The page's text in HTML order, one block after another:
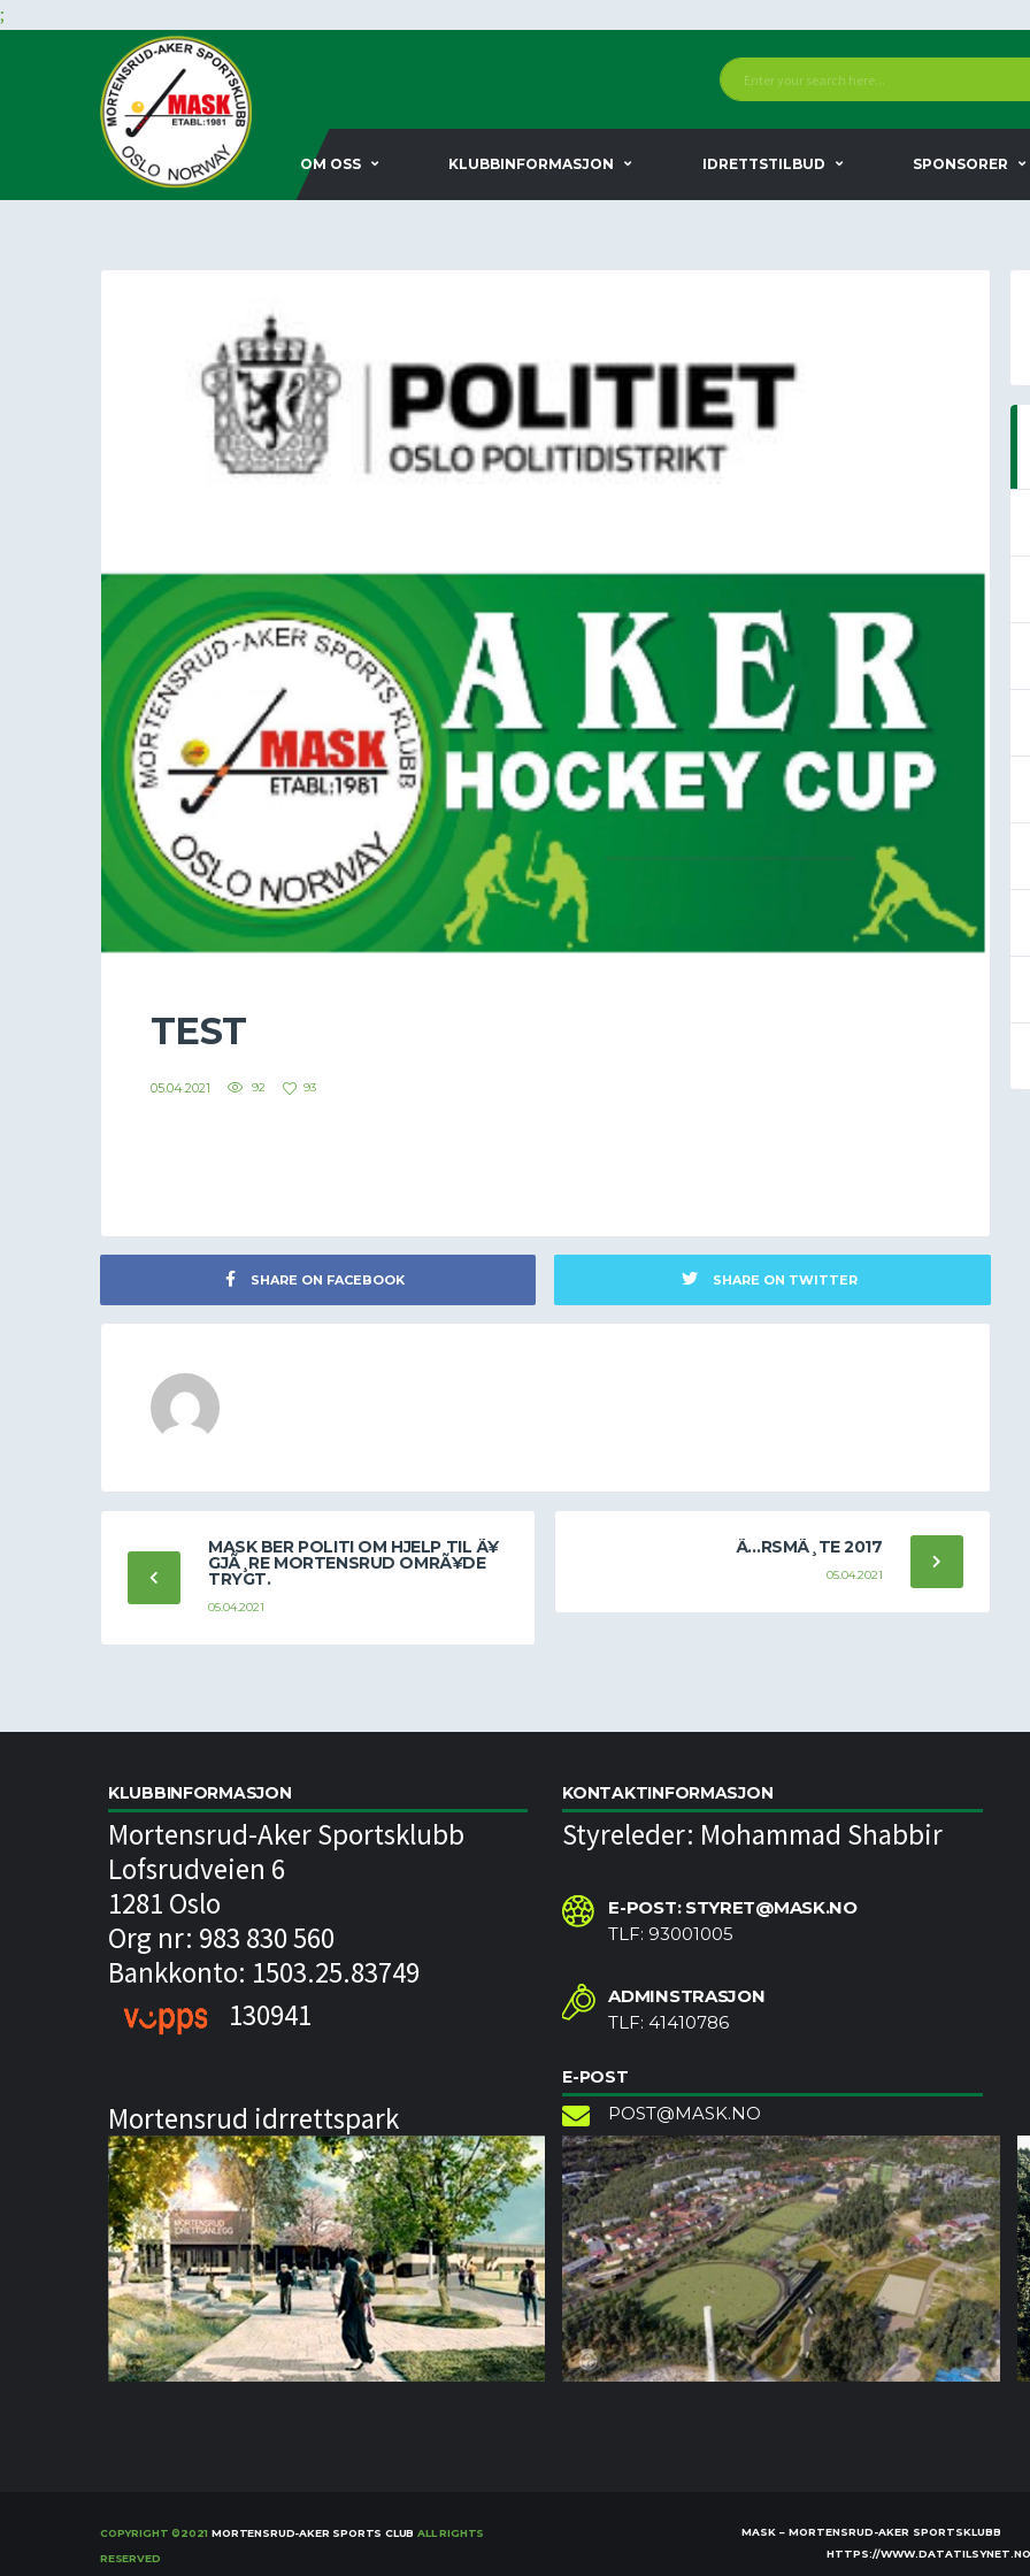
;
OM OSS KLUBBINFORMASJON IDRETTSTILBUD SPONSORER
TEST
05.04.2021 92 93
SHARE ON FACEBOOK SHARE ON TWITTER
MASK BER POLITI OM HJELP TIL Ã¥
GJÃ¸RE MORTENSRUD OMRÃ¥DE
TRYGT.
05.04.2021
Ã…RSMÃ¸TE 2017
05.04.2021
KLUBBINFORMASJON
Mortensrud-Aker Sportsklubb
Lofsrudveien 6
1281 Oslo
Org nr: 983 830 560
Bankkonto: 1503.25.83749
130941
Mortensrud idrrettspark
KONTAKTINFORMASJON
Styreleder: Mohammad Shabbir
E-POST: STYRET@MASK.NO
TLF: 93001005
ADMINSTRASJON
TLF: 41410786
E-POST
POST@MASK.NO
COPYRIGHT ©2021MORTENSRUD-AKER SPORTS CLUB ALL RIGHTS
RESERVED
MASK – MORTENSRUD-AKER SPORTSKLUBB
HTTPS://